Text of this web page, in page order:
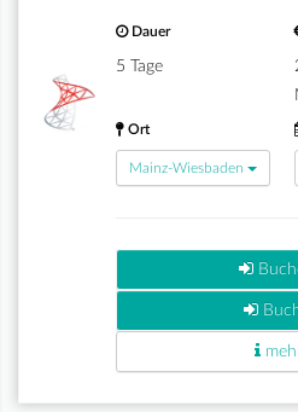
Dauer
5 Tage
Ort
Mainz-Wiesbaden